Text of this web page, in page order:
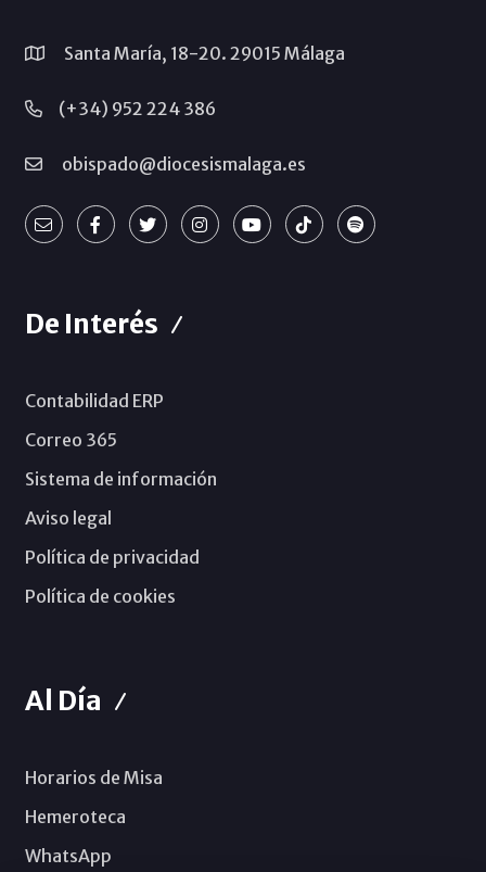
Santa María, 18-20. 29015 Málaga
(+34) 952 224 386
obispado@diocesismalaga.es
De Interés
Contabilidad ERP
Correo 365
Sistema de información
Aviso legal
Política de privacidad
Política de cookies
Al Día
Horarios de Misa
Hemeroteca
WhatsApp